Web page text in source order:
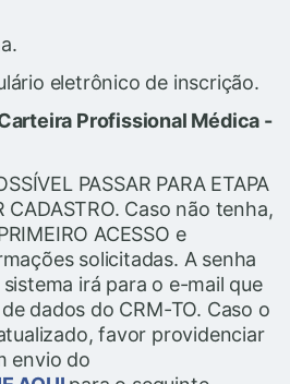
eletrônico de inscrição.
Profissional Médica -
PASSAR PARA ETAPA
CADASTRO. Caso não tenha,
ACESSO e
solicitadas. A senha
irá para o e-mail que
dados do CRM-TO. Caso o
favor providenciar
envio do